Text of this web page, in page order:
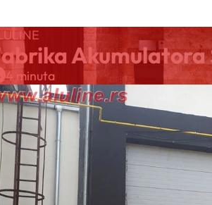
4 minuta